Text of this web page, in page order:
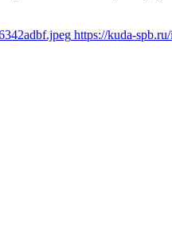
https://kuda-